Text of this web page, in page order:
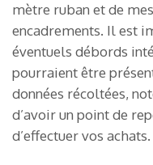
mètre ruban et de
encadrements. Il est
éventuels débords
pourraient être
données récoltées,
d’avoir un point de
d’effectuer vos achats.